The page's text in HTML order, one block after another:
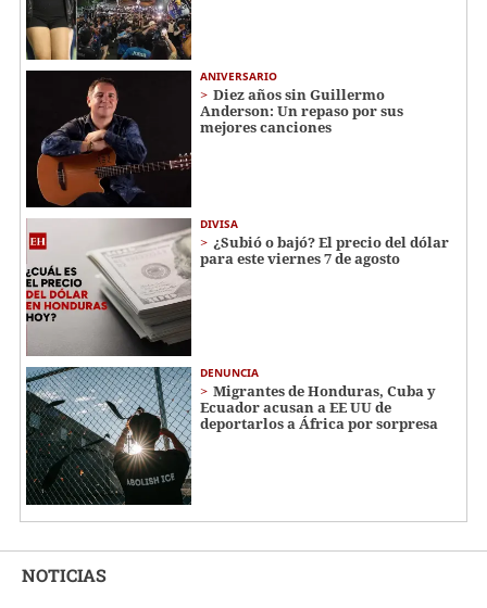
ANIVERSARIO
Diez años sin Guillermo
Anderson: Un repaso por sus
mejores canciones
DIVISA
¿Subió o bajó? El precio del dólar
para este viernes 7 de agosto
DENUNCIA
Migrantes de Honduras, Cuba y
Ecuador acusan a EE UU de
deportarlos a África por sorpresa
NOTICIAS